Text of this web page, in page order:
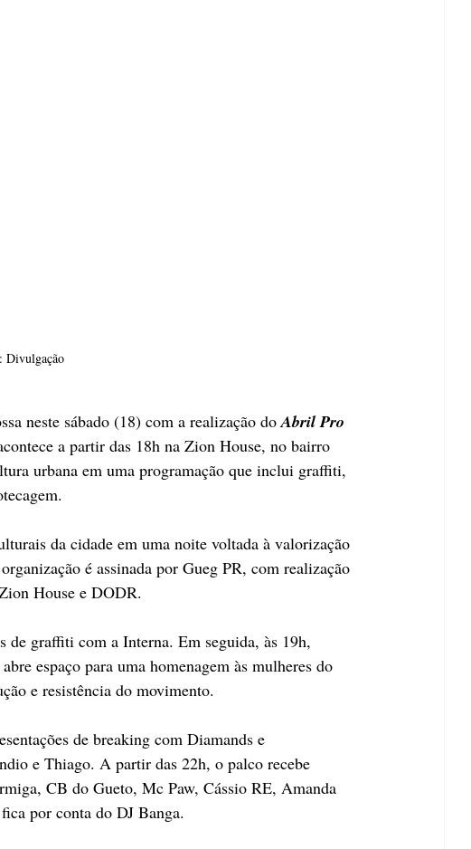
Divulgação
neste sábado (18) com a realização do Abril Pro
a partir das 18h na Zion House, no bairro
urbana em uma programação que inclui graffiti,
da cidade em uma noite voltada à valorização
é assinada por Gueg PR, com realização
House e DODR.
de graffiti com a Interna. Em seguida, às 19h,
espaço para uma homenagem às mulheres do
e resistência do movimento.
de breaking com Diamands e
e Thiago. A partir das 22h, o palco recebe
CB do Gueto, Mc Paw, Cássio RE, Amanda
por conta do DJ Banga.